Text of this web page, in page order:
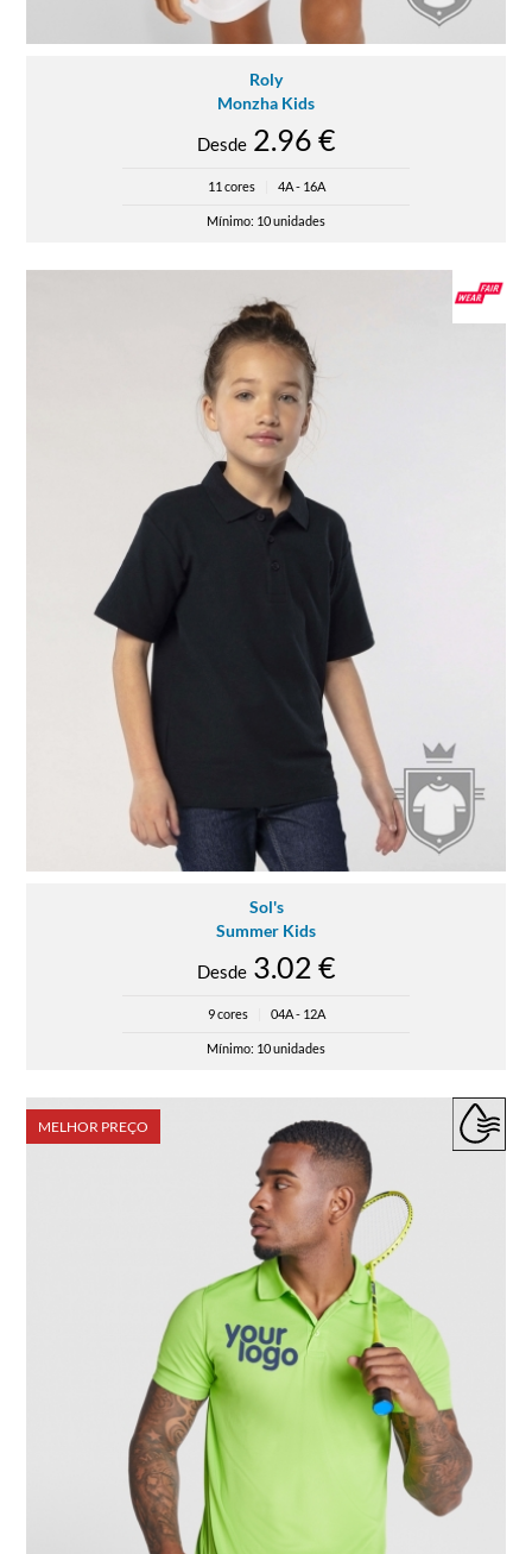
Roly
Monzha Kids
Desde2.96 €
11 cores 4A - 16A
Mínimo: 10 unidades
Sol's
Summer Kids
Desde3.02 €
9 cores 04A - 12A
Mínimo: 10 unidades
MELHOR PREÇO